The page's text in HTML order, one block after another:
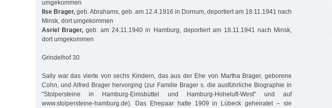
umgekommen
Ilse Brager, geb. Abrahams, geb. am 12.4.1916 in Dornum, deportiert am 18.11.1941 nach
Minsk, dort umgekommen
Asriel Brager, geb. am 24.11.1940 in Hamburg, deportiert am 18.11.1941 nach Minsk,
dort umgekommen
Grindelhof 30
Sally war das vierte von sechs Kindern, das aus der Ehe von Martha Brager, geborene
Cohn, und Alfred Brager hervorging (zur Familie Brager s. die ausführliche Biographie in
"Stolpersteine in Hamburg-Eimsbüttel und Hamburg-Hoheluft-West" und auf
www.stolpersteine-hamburg.de). Das Ehepaar hatte 1909 in Lübeck geheiratet – sie